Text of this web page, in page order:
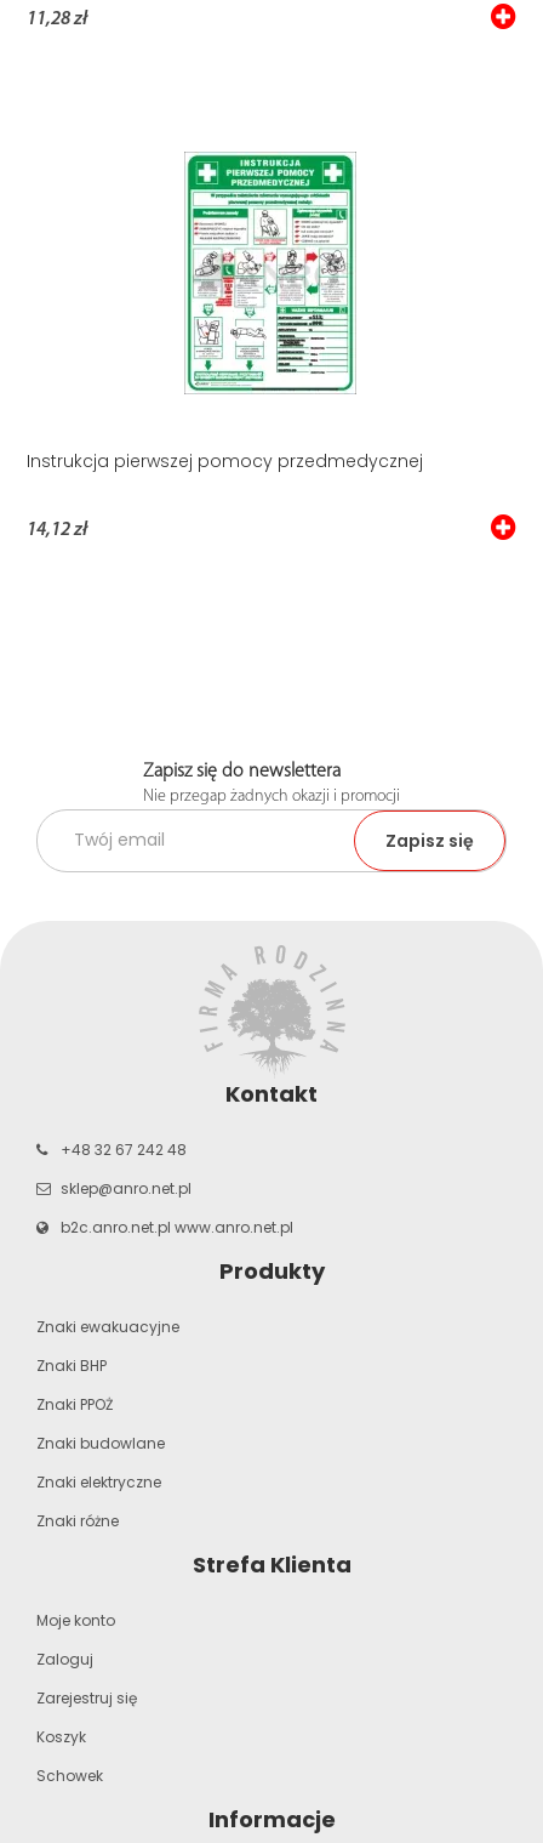
11,28 zł
Instrukcja pierwszej pomocy przedmedycznej
14,12 zł
Zapisz się do newslettera
Nie przegap żadnych okazji i promocji
Kontakt
+48 32 67 242 48
sklep@anro.net.pl
b2c.anro.net.pl www.anro.net.pl
Produkty
Znaki ewakuacyjne
Znaki BHP
Znaki PPOŻ
Znaki budowlane
Znaki elektryczne
Znaki różne
Strefa Klienta
Moje konto
Zaloguj
Zarejestruj się
Koszyk
Schowek
Informacje